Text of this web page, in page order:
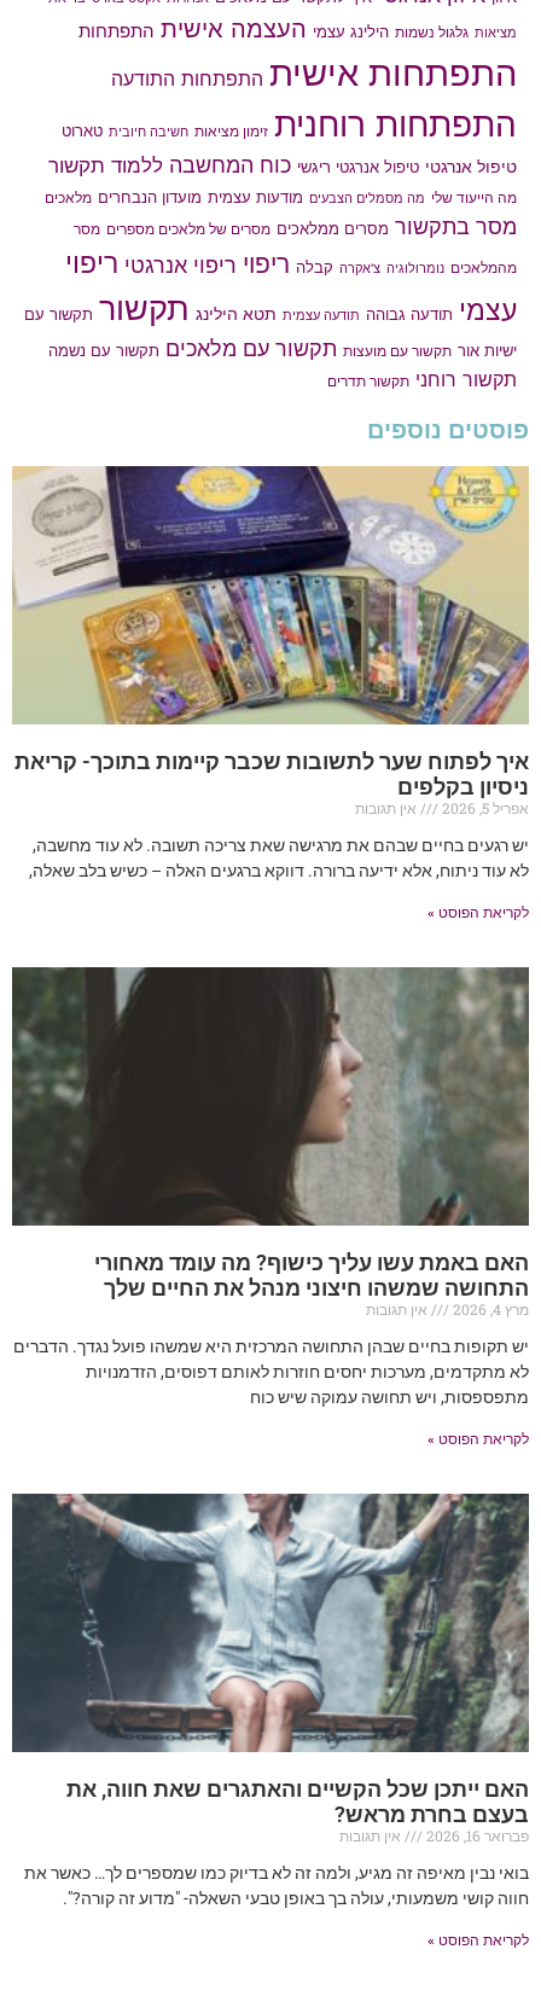
מציאות גלגול נשמות הילינג עצמי העצמה אישית התפתחות
התפתחות אישית התפתחות התודעה
התפתחות רוחנית זימון מציאות חשיבה חיובית טארוט
טיפול אנרגטי טיפול אנרגטי ריגשי כוח המחשבה ללמוד תקשור
מה הייעוד שלי מה מסמלים הצבעים מודעות עצמית מועדון הנבחרים מלאכים
מסר בתקשור מסרים ממלאכים מסרים של מלאכים מספרים מסר
מהמלאכים נומרולוגיה צ'אקרה קבלה ריפוי ריפוי אנרגטי ריפוי
עצמי תודעה גבוהה תודעה עצמית תטא הילינג תקשור תקשור עם
ישיות אור תקשור עם מועצות תקשור עם מלאכים תקשור עם נשמה
תקשור רוחני תקשור תדרים
פוסטים נוספים
איך לפתוח שער לתשובות שכבר קיימות בתוכך- קריאת
ניסיון בקלפים
אפריל 5, 2026
אין תגובות
יש רגעים בחיים שבהם את מרגישה שאת צריכה תשובה. לא עוד מחשבה,
לא עוד ניתוח, אלא ידיעה ברורה. דווקא ברגעים האלה – כשיש בלב שאלה,
לקריאת הפוסט »
האם באמת עשו עליך כישוף? מה עומד מאחורי
התחושה שמשהו חיצוני מנהל את החיים שלך
מרץ 4, 2026
אין תגובות
יש תקופות בחיים שבהן התחושה המרכזית היא שמשהו פועל נגדך. הדברים
לא מתקדמים, מערכות יחסים חוזרות לאותם דפוסים, הזדמנויות
מתפספסות, ויש תחושה עמוקה שיש כוח
לקריאת הפוסט »
האם ייתכן שכל הקשיים והאתגרים שאת חווה, את
בעצם בחרת מראש?
פברואר 16, 2026
אין תגובות
בואי נבין מאיפה זה מגיע, ולמה זה לא בדיוק כמו שמספרים לך… כאשר את
חווה קושי משמעותי, עולה בך באופן טבעי השאלה- "מדוע זה קורה?".
לקריאת הפוסט »